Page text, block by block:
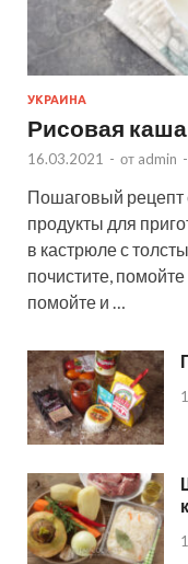
УКРАИНА
Рисовая
16.03.2021 - от admin -
Пошаговый рецепт
продукты для
в кастрюле с
почистите,
помойте и …